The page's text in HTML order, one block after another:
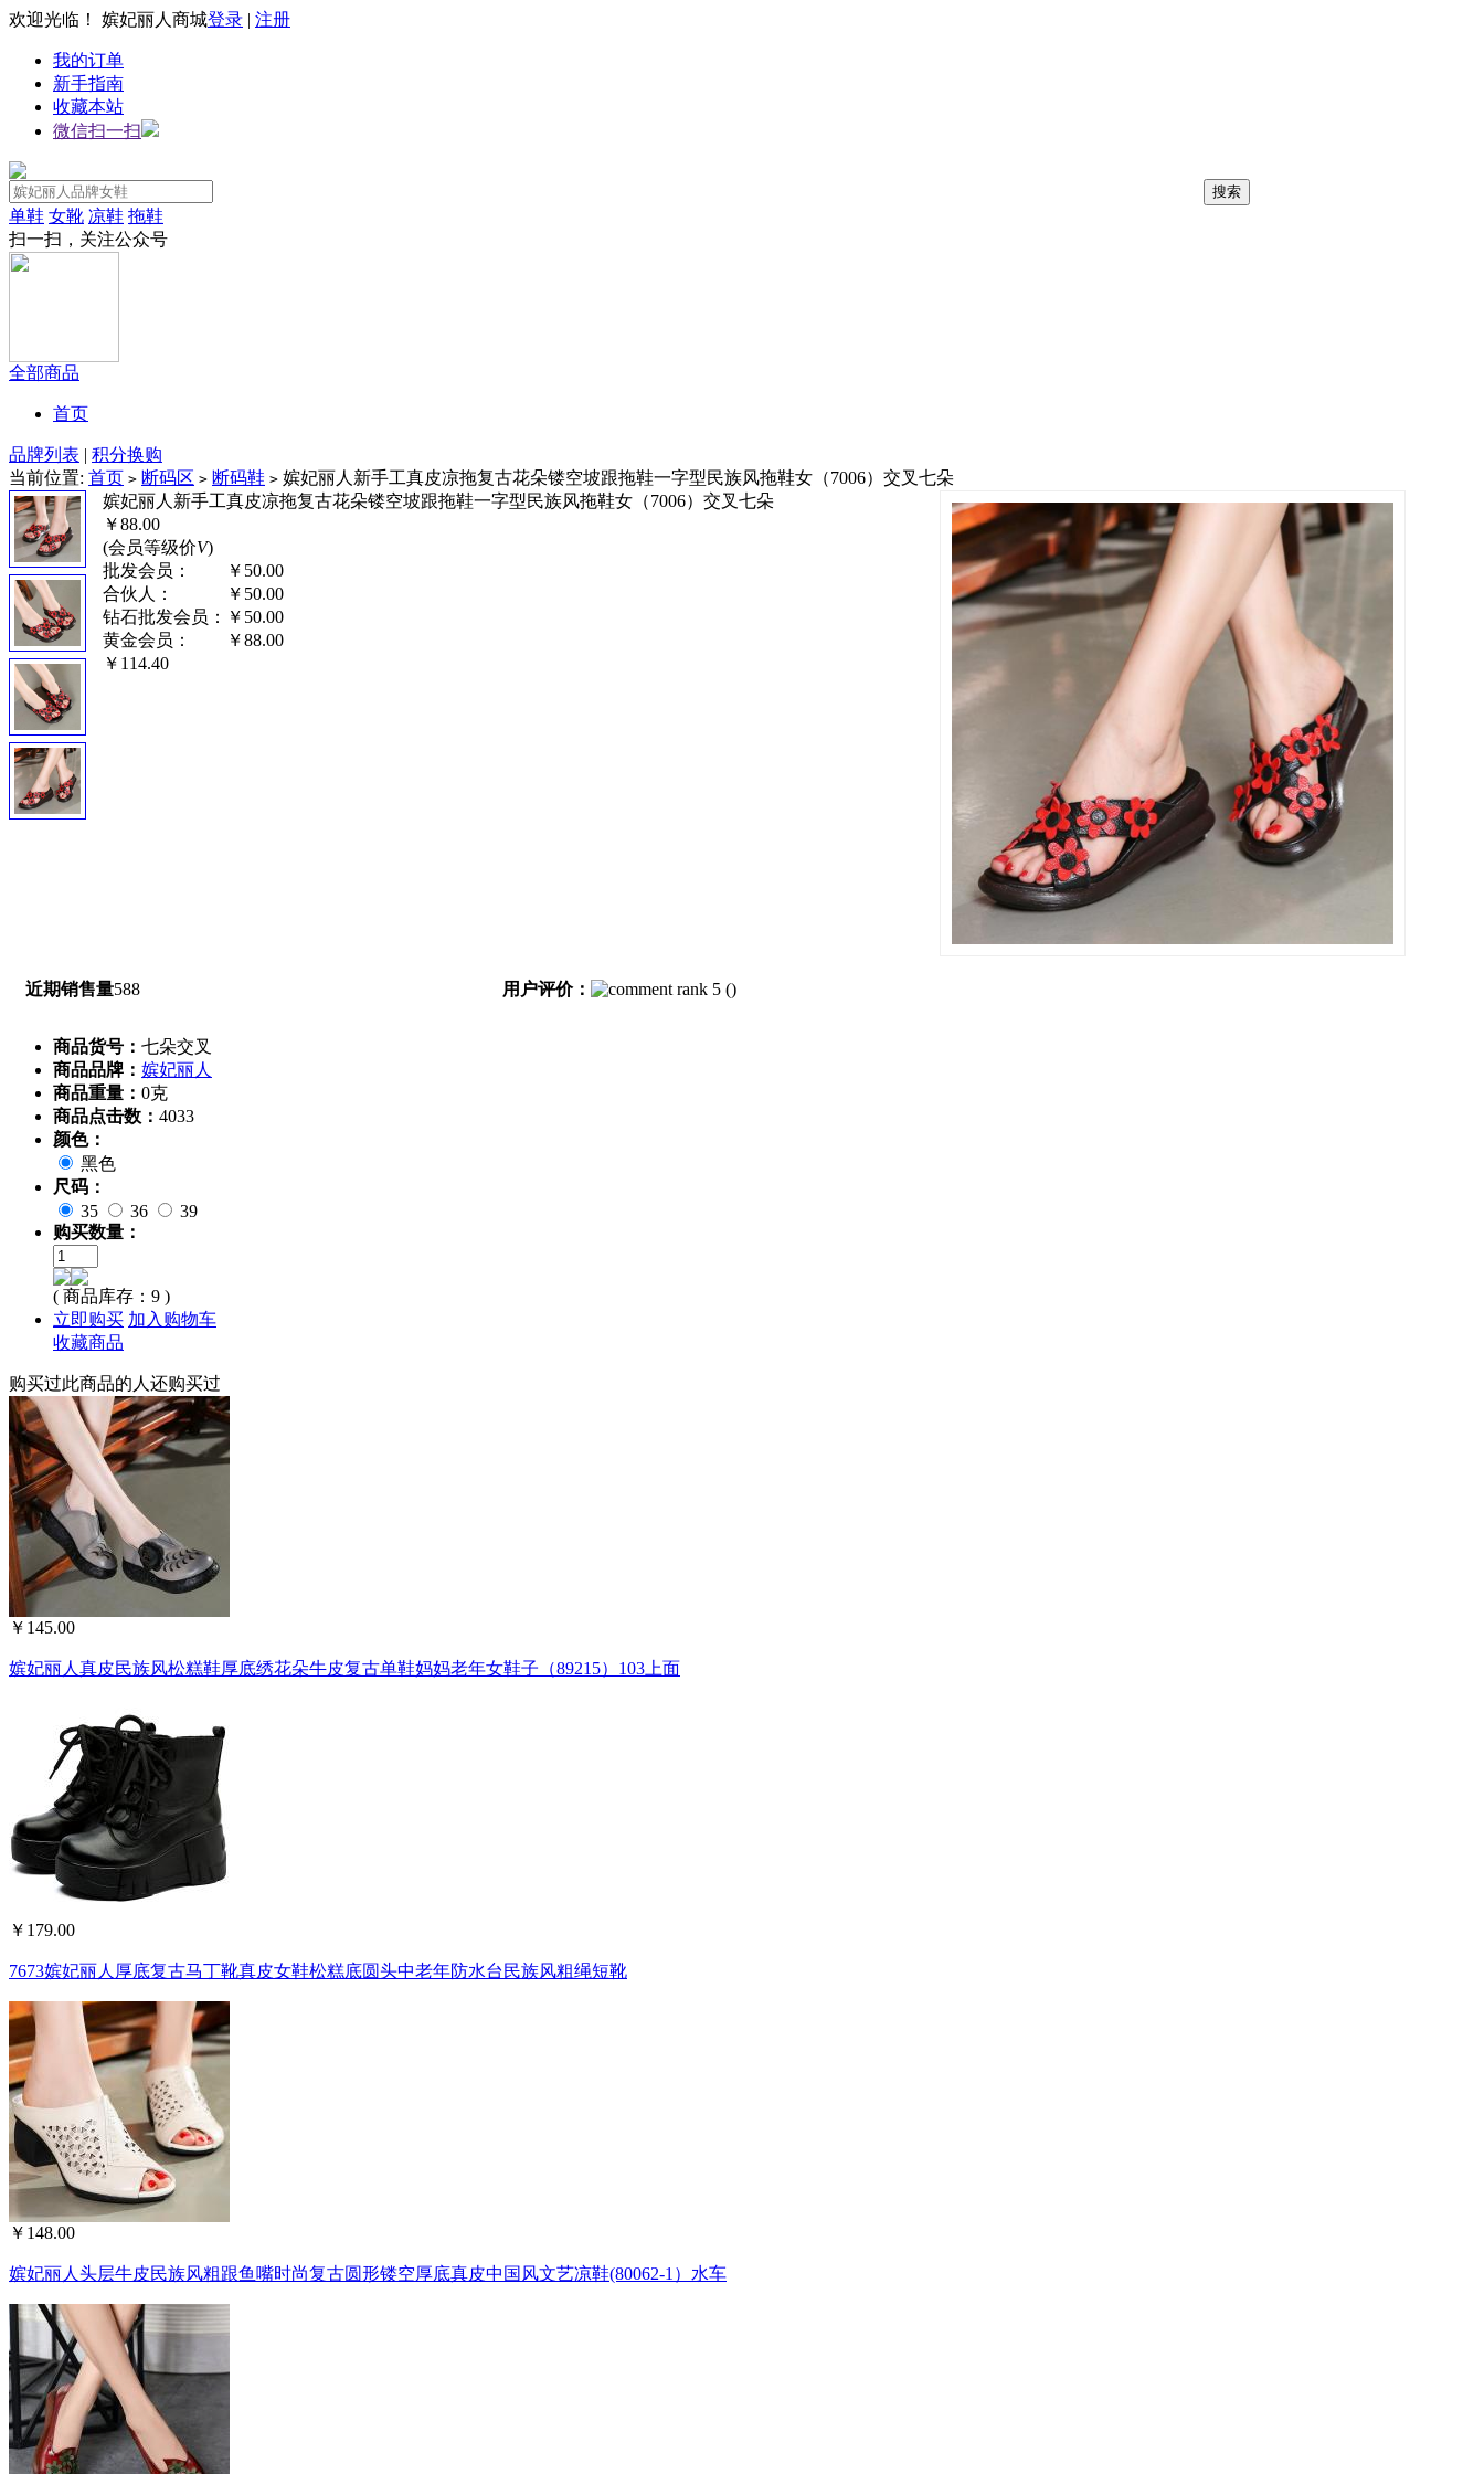
欢迎光临！ 嫔妃丽人商城登录 | 注册
我的订单
新手指南
收藏本站
微信扫一扫
单鞋 女靴 凉鞋 拖鞋
扫一扫，关注公众号
全部商品
首页
品牌列表 | 积分换购
当前位置: 首页 > 断码区 > 断码鞋 > 嫔妃丽人新手工真皮凉拖复古花朵镂空坡跟拖鞋一字型民族风拖鞋女（7006）交叉七朵
嫔妃丽人新手工真皮凉拖复古花朵镂空坡跟拖鞋一字型民族风拖鞋女（7006）交叉七朵
￥88.00
(会员等级价V)
批发会员：
￥50.00
合伙人：
￥50.00
钻石批发会员：
￥50.00
黄金会员：
￥88.00
￥114.40
近期销售量588 用户评价： ()
商品货号： 七朵交叉
商品品牌： 嫔妃丽人
商品重量： 0克
商品点击数： 4033
颜色：
黑色
尺码：
35
36
39
购买数量：
( 商品库存： 9 )
立即购买 加入购物车
收藏商品
购买过此商品的人还购买过
￥145.00
嫔妃丽人真皮民族风松糕鞋厚底绣花朵牛皮复古单鞋妈妈老年女鞋子（89215）103上面
￥179.00
7673嫔妃丽人厚底复古马丁靴真皮女鞋松糕底圆头中老年防水台民族风粗绳短靴
￥148.00
嫔妃丽人头层牛皮民族风粗跟鱼嘴时尚复古圆形镂空厚底真皮中国风文艺凉鞋(80062-1）水车